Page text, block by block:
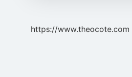
https://www.theocote.com